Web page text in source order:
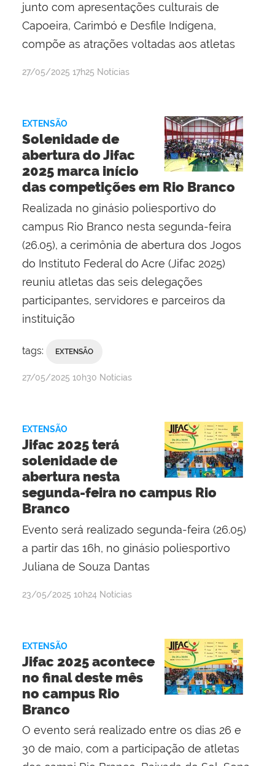
junto com apresentações culturais de
Capoeira, Carimbó e Desfile Indígena,
compõe as atrações voltadas aos atletas
por
publicado
27/05/2025 17h25 Notícias
EXTENSÃO
Solenidade de
abertura do Jifac
2025 marca início
das competições em Rio Branco
Realizada no ginásio poliesportivo do
campus Rio Branco nesta segunda-feira
(26.05), a cerimônia de abertura dos Jogos
do Instituto Federal do Acre (Jifac 2025)
reuniu atletas das seis delegações
participantes, servidores e parceiros da
instituição
tags: EXTENSÃO
por
publicado
27/05/2025 10h30 Notícias
EXTENSÃO
Jifac 2025 terá
solenidade de
abertura nesta
segunda-feira no campus Rio
Branco
Evento será realizado segunda-feira (26.05)
a partir das 16h, no ginásio poliesportivo
Juliana de Souza Dantas
por
publicado
23/05/2025 10h24 Notícias
EXTENSÃO
Jifac 2025 acontece
no final deste mês
no campus Rio
Branco
O evento será realizado entre os dias 26 e
30 de maio, com a participação de atletas